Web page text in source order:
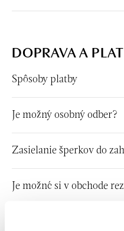
DOPRAVA A
Spôsoby platby
Je možný osobný odber?
Zasielanie šperkov do
Je možné si v obchode